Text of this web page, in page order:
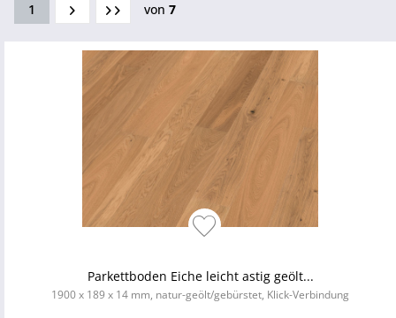
1 von 7
Parkettboden Eiche leicht astig geölt...
1900 x 189 x 14 mm, natur-geölt/gebürstet, Klick-Verbindung